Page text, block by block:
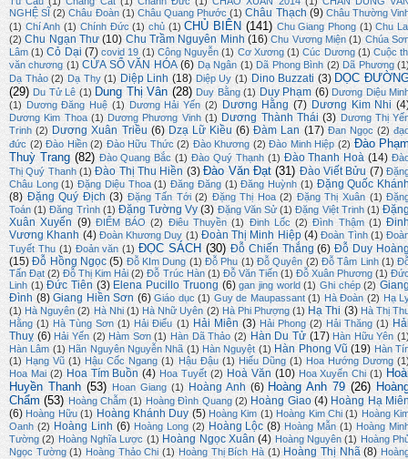
NGHỆ SĨ (2) Châu Đoàn (1) Châu Quang Phước (1) Châu Thạch (9) Châu Thường
(1) Chí Anh (1) Chính Đức (1) chủ (1) CHỦ BIÊN (141) Chu Giang Phong (1) Chu
(2) Chu Ngạn Thư (10) Chu Trầm Nguyên Minh (16) Chu Vương Miện (1) Chúa
Lâm (1) Cỏ Dại (7) covid 19 (1) Công Nguyễn (1) Cơ Xương (1) Cúc Dương (1) Cuộc
văn chương (1) CỬA SỔ VĂN HÓA (6) Dạ Ngân (1) Dã Phong Bình (2) Dã Phương
Dạ Thảo (2) Dạ Thy (1) Diệp Linh (18) Diệp Uy (1) Dino Buzzati (3) DỌC
(29) Du Tử Lê (1) Dung Thị Vân (28) Duy Bằng (1) Duy Phạm (6) Dương Diệu
(1)
Dương Đăng Huệ (1) Dương Hải Yến (2) Dương Hằng (7) Dương Kim Nhi
Dương Kim Thoa (1) Dương Phương Vinh (1) Dương Thành Thái (3) Dương Thị
Trinh (2) Dương Xuân Triều (6) Dzạ Lữ Kiều (6) Đàm Lan (17) Đan Ngọc (2)
đức (2) Đào Hiền (2) Đào Hữu Thức (2) Đào Khương (2) Đào Minh Hiệp (2) Đào
Thuỳ Trang (82) Đào Quang Bắc (1) Đào Quý Thạnh (1) Đào Thanh Hoà (14)
Thị Quý Thanh (1) Đào Thị Thu Hiền (3) Đào Văn Đạt (31) Đào Viết Bửu (7)
Châu Long (1) Đặng Diệu Thoa (1) Đăng Đăng (1) Đăng Huỳnh (1) Đặng Quốc
(8) Đặng Quý Địch (3) Đặng Tấn Tới (2) Đặng Thị Hoa (2) Đặng Thị Xuân (1)
Toán (1) Đăng Trình (1) Đặng Tường Vy (3) Đặng Văn Sử (1) Đặng Việt Trinh (1)
Xuân Xuyến (9) ĐIỂM BÁO (2) Điêu Thuyền (1) Đinh Lốc (2) Đình Thậm (1)
Vương Khanh (4) Đoàn Khương Duy (1) Đoàn Thị Minh Hiệp (4) Đoàn Tình (1)
Tuyết Thu (1) Đoản văn (1) ĐỌC SÁCH (30) Đỗ Chiến Thắng (6) Đỗ Duy
(15) Đỗ Hồng Ngọc (5) Đỗ KIm Dung (1) Đỗ Phu (1) Đỗ Quyên (2) Đỗ Tâm Linh (1)
Tấn Đạt (2) Đỗ Thị Kim Hải (2) Đỗ Trúc Hàn (1) Đỗ Văn Tiến (1) Đỗ Xuân Phương (1)
Linh (1) Đức Tiên (3) Elena Pucillo Truong (6) gan jing world (1) Ghi chép (2)
Đình (8) Giang Hiền Sơn (6) Giáo dục (1) Guy de Maupassant (1) Hà Đoàn (2) Hạ
(1) Hà Nguyên (2) Hà Nhi (1) Hà Nhữ Uyên (2) Hà Phi Phượng (1) Hạ Thi (3) Hà Thị
Hằng (1) Hà Tùng Sơn (1) Hải Điểu (1) Hải Miên (3) Hải Phong (2) Hải Thăng (1)
Thuỵ (6) Hải Yến (2) Hàm Sơn (1) Hàn Dã Thảo (2) Hàn Du Tử (17) Hàn Hữu Yên
Hàn Lâm (1) Hãn Nguyên Nguyễn Nhã (1) Hàn Nguyệt (1) Hàn Phong Vũ (19) Hàn
(1) Hạng Vũ (1) Hậu Cốc Ngang (1) Hậu Đậu (1) Hiếu Dũng (1) Hoa Hướng Dương
Hoa Mai (2) Hoa Tím Buồn (4) Hoa Tuyết (2) Hoà Văn (10) Hoa Xuyến Chi (1)
Huyền Thanh (53) Hoan Giang (1) Hoàng Anh (6) Hoàng Anh 79 (26)
Chẩm (53) Hoàng Chẫm (1) Hoàng Đình Quang (2) Hoàng Giao (4) Hoàng Hạ
(6) Hoàng Hữu (1) Hoàng Khánh Duy (5) Hoàng Kim (1) Hoàng Kim Chi (1) Hoàng
Oanh (2) Hoàng Linh (6) Hoàng Long (2) Hoàng Lộc (8) Hoàng Mẫn (1) Hoàng
Tường (2) Hoàng Nghĩa Lược (1) Hoàng Ngọc Xuân (4) Hoàng Nguyên (1) Hoàng
Ngọc Tường (1) Hoàng Thảo Chi (1) Hoàng Thị Bích Hà (1) Hoàng Thị Nhã (8)